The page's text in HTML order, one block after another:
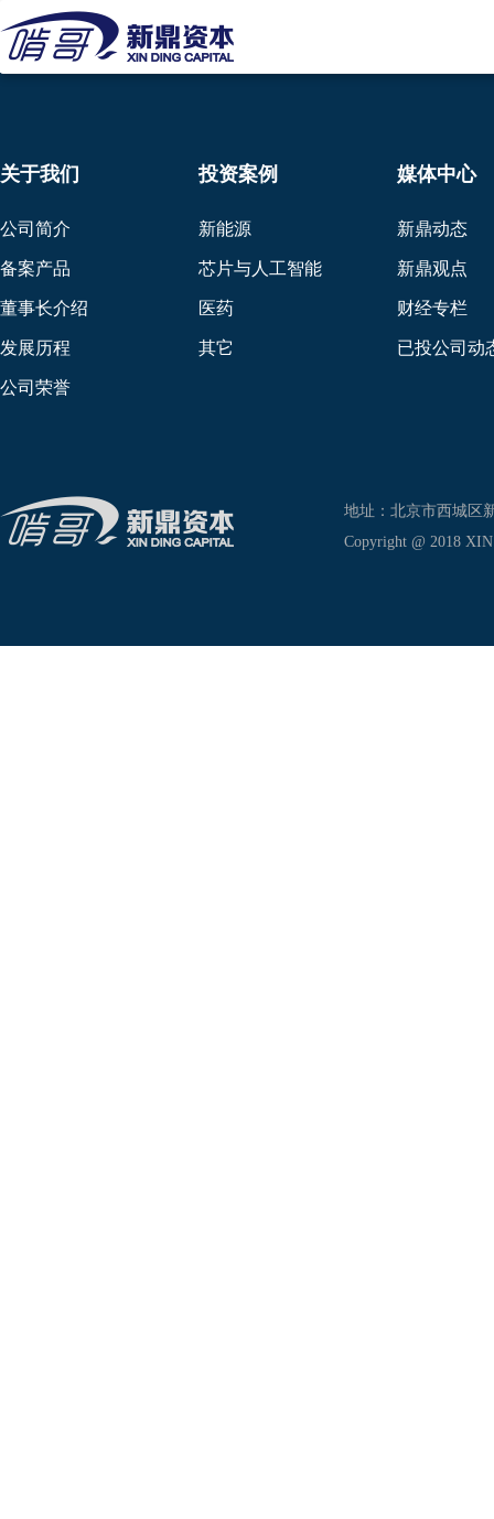
关于我们
公司简介
备案产品
董事长介绍
发展历程
公司荣誉
投资案例
新能源
芯片与人工智能
医药
其它
媒体中心
新鼎动态
新鼎观点
财经专栏
已投公司动
地址：北京市西城区
Copyright @ 2018